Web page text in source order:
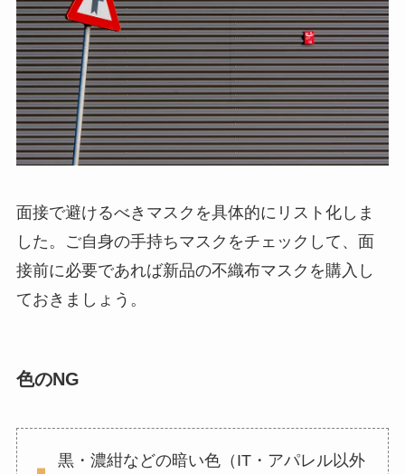
面接で避けるべきマスクを具体的にリスト化しま
した。ご自身の手持ちマスクをチェックして、面
接前に必要であれば新品の不織布マスクを購入し
ておきましょう。
色のNG
黒・濃紺などの暗い色（IT・アパレル以外